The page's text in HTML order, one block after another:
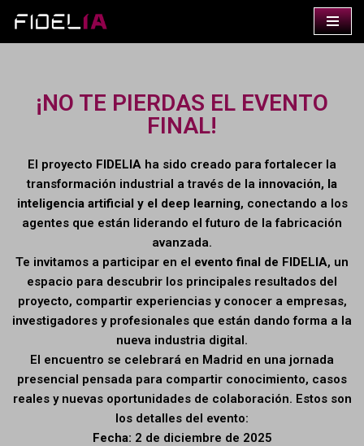
Saltar
¡NO TE PIERDAS EL EVENTO
FINAL!
El proyecto FIDELIA ha sido creado para fortalecer la
transformación industrial a través de la innovación, la
inteligencia artificial y el deep learning, conectando a los
agentes que están liderando el futuro de la fabricación
avanzada.
Te invitamos a participar en el evento final de FIDELIA, un
espacio para descubrir los principales resultados del
proyecto, compartir experiencias y conocer a empresas,
investigadores y profesionales que están dando forma a la
nueva industria digital.
El encuentro se celebrará en Madrid en una jornada
presencial pensada para compartir conocimiento, casos
reales y nuevas oportunidades de colaboración. Estos son
los detalles del evento:
Fecha: 2 de diciembre de 2025